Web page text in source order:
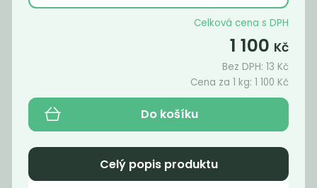
ARABICA
Kč/ Kg
Celková cena s DPH
1 100 Kč
Bez DPH:13 Kč
Cena za 1 kg:1 100 Kč
Do košíku
Celý popis produktu